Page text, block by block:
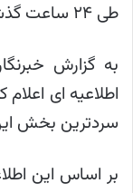
طی ۲۴ ساعت گذشته بود.
به گزارش
سردترین بخش این استان
بر اساس این